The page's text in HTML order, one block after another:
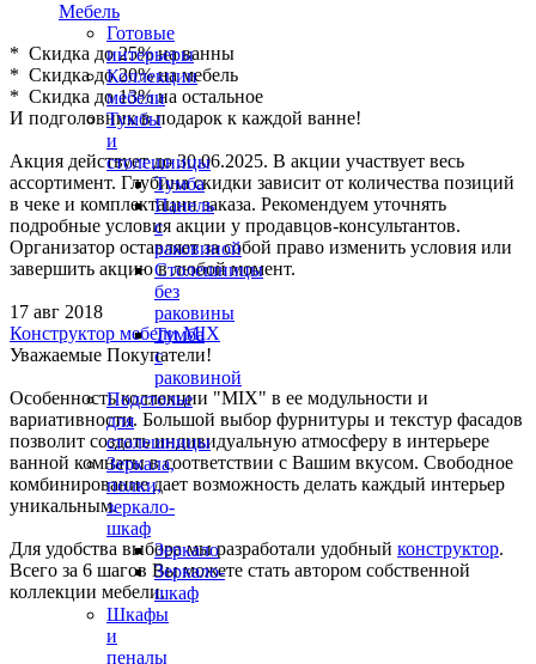
Мебель
Готовые
интерьеры
Коллекции
мебели
Тумбы
и
столешницы
Тумба
Панель
с
раковиной
Столешницы
без
раковины
Тумба
с
раковиной
Подстолье
для
столешницы
Зеркала,
полки,
зеркало-
шкаф
Зеркало
Зеркало-
шкаф
Шкафы
и
пеналы
* Скидка до 25% на ванны
* Скидка до 20% на мебель
* Скидка до 13% на остальное
И подголовник в подарок к каждой ванне!
Акция действует до 30.06.2025. В акции участвует весь
ассортимент. Глубина скидки зависит от количества позиций
в чеке и комплектации заказа. Рекомендуем уточнять
подробные условия акции у продавцов-консультантов.
Организатор оставляет за собой право изменить условия или
завершить акцию в любой момент.
17 авг 2018
Конструктор мебели MIX
Уважаемые Покупатели!
Особенность коллекции "MIX" в ее модульности и
вариативности. Большой выбор фурнитуры и текстур фасадов
позволит создать индивидуальную атмосферу в интерьере
ванной комнаты в соответствии с Вашим вкусом. Свободное
комбинирование дает возможность делать каждый интерьер
уникальным.
Для удобства выбора мы разработали удобный конструктор.
Всего за 6 шагов Вы можете стать автором собственной
коллекции мебели.